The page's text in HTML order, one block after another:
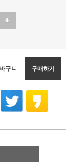
구니 구매하기